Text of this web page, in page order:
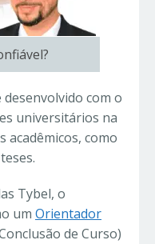
com o
universitários na
acadêmicos, como
Tybel, o
um Orientador
de Curso)